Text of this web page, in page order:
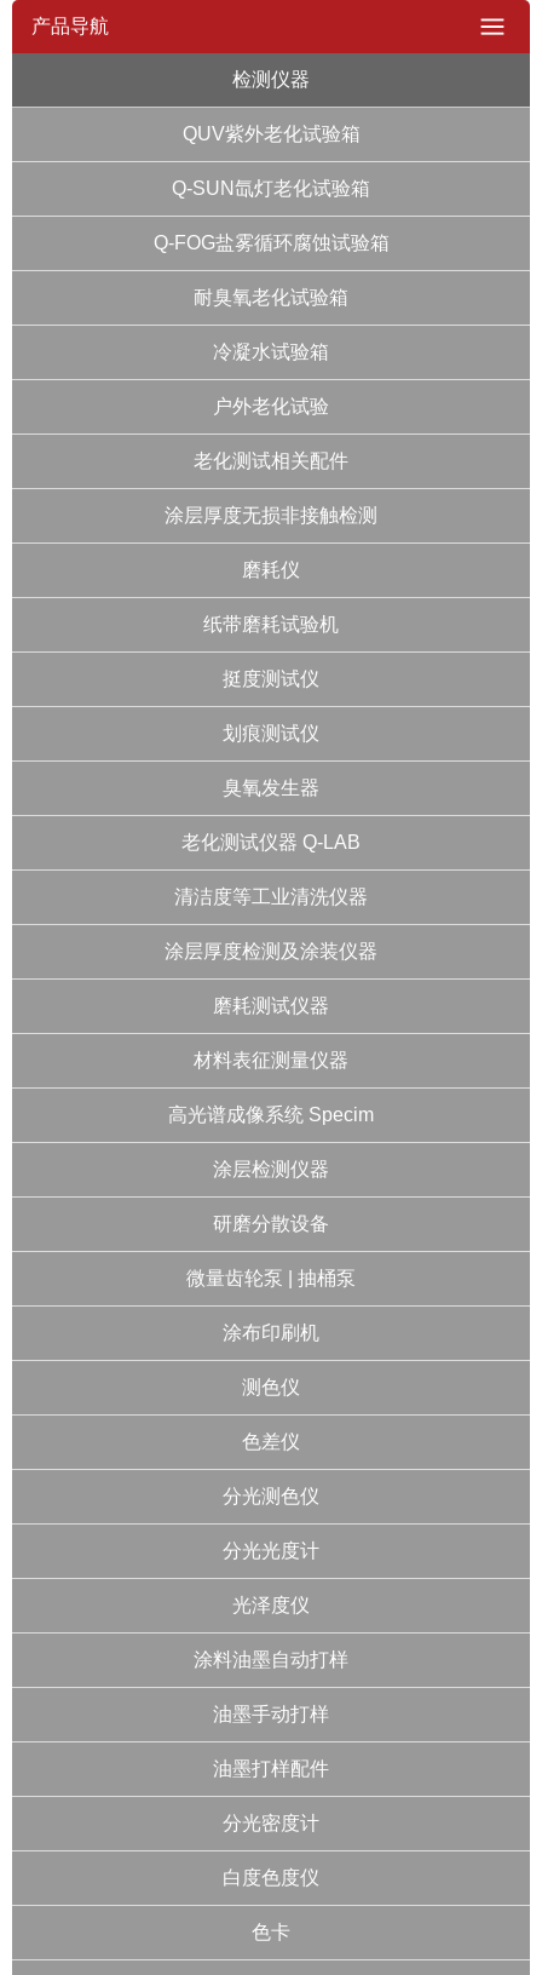
产品导航
检测仪器
QUV紫外老化试验箱
Q-SUN氙灯老化试验箱
Q-FOG盐雾循环腐蚀试验箱
耐臭氧老化试验箱
冷凝水试验箱
户外老化试验
老化测试相关配件
涂层厚度无损非接触检测
磨耗仪
纸带磨耗试验机
挺度测试仪
划痕测试仪
臭氧发生器
老化测试仪器 Q-LAB
清洁度等工业清洗仪器
涂层厚度检测及涂装仪器
磨耗测试仪器
材料表征测量仪器
高光谱成像系统 Specim
涂层检测仪器
研磨分散设备
微量齿轮泵 | 抽桶泵
涂布印刷机
测色仪
色差仪
分光测色仪
分光光度计
光泽度仪
涂料油墨自动打样
油墨手动打样
油墨打样配件
分光密度计
白度色度仪
色卡